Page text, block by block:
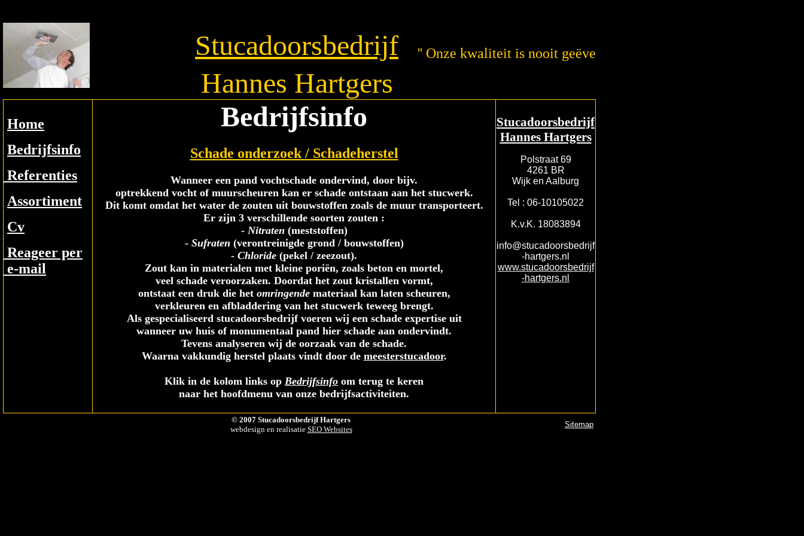
Stucadoorsbedrijf
Hannes Hartgers
'' Onze kwaliteit is nooit geëvenaard ! ''
Home
Bedrijfsinfo
Referenties
Assortiment
Cv
Reageer per
e-mail
Bedrijfsinfo
Schade onderzoek / Schadeherstel
Wanneer een pand vochtschade ondervind, door bijv.
optrekkend vocht of muurscheuren kan er schade ontstaan aan het stucwerk.
Dit komt omdat het water de zouten uit bouwstoffen zoals de muur transporteert.
Er zijn 3 verschillende soorten zouten :
- Nitraten (meststoffen)
- Sufraten (verontreinigde grond / bouwstoffen)
- Chloride (pekel / zeezout).
Zout kan in materialen met kleine poriën, zoals beton en mortel,
veel schade veroorzaken. Doordat het zout kristallen vormt,
ontstaat een druk die het omringendemateriaal kan laten scheuren,
verkleuren en afbladdering van het stucwerk teweeg brengt.
Als gespecialiseerd stucadoorsbedrijf voeren wij een schade expertise uit
wanneer uw huis of monumentaal pand hier schade aan ondervindt.
Tevens analyseren wij de oorzaak van de schade.
Waarna vakkundig herstel plaats vindt door de meesterstucadoor.
Klik in de kolom links op Bedrijfsinfo om terug te keren
naar het hoofdmenu van onze bedrijfsactiviteiten.
Stucadoorsbedrijf
Hannes Hartgers
Polstraat 69
4261 BR
Wijk en Aalburg
Tel : 06-10105022
K.v.K. 18083894
info@stucadoorsbedrijf
-hartgers.nl
www.stucadoorsbedrijf
-hartgers.nl
© 2007 Stucadoorsbedrijf Hartgers
webdesign en realisatie SEO Websites
Sitemap